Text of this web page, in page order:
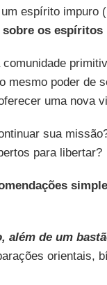
espírito impuro
os espíritos
mesmo poder de
uma nova
sua
para libertar?
além de um
orientais,